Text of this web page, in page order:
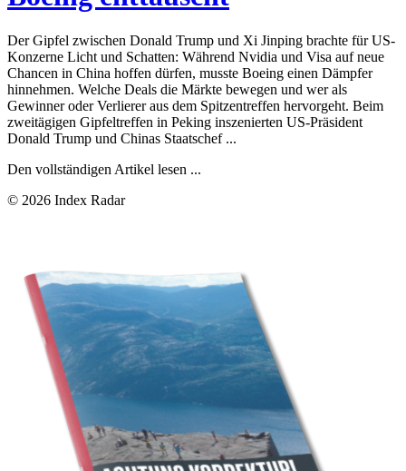
Der Gipfel zwischen Donald Trump und Xi Jinping brachte für US-
Konzerne Licht und Schatten: Während Nvidia und Visa auf neue
Chancen in China hoffen dürfen, musste Boeing einen Dämpfer
hinnehmen. Welche Deals die Märkte bewegen und wer als
Gewinner oder Verlierer aus dem Spitzentreffen hervorgeht. Beim
zweitägigen Gipfeltreffen in Peking inszenierten US-Präsident
Donald Trump und Chinas Staatschef ...
Den vollständigen Artikel lesen ...
© 2026 Index Radar